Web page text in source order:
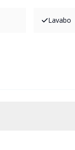
Lavabo